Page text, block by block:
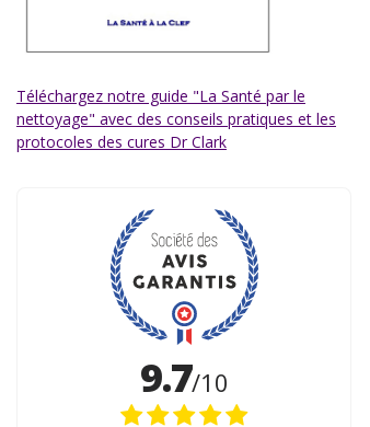
Téléchargez notre guide "La Santé par le
nettoyage" avec des conseils pratiques et les
protocoles des cures Dr Clark